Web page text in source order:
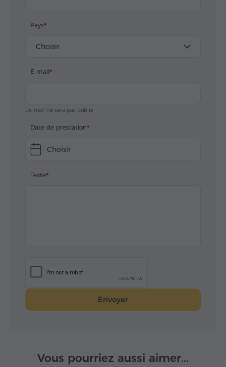
Pays
Choisir
E-mail
L'e-mail ne sera pas publié
Date de prestation
Choisir
Texte
Envoyer
Vous pourriez aussi aimer...